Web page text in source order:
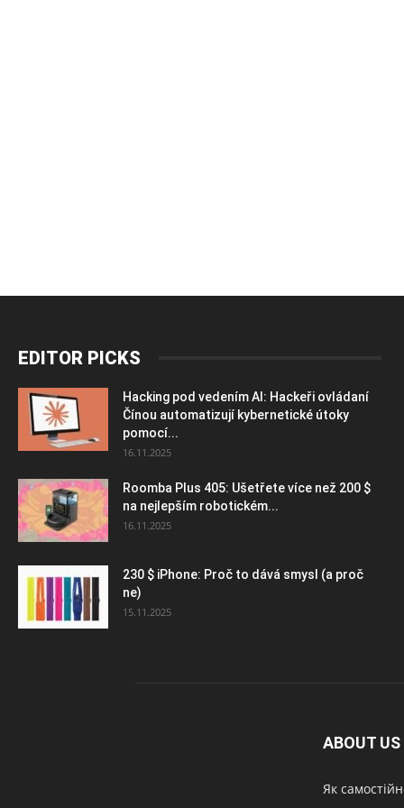
EDITOR PICKS
Hacking pod vedením AI: Hackeři ovládaní
Čínou automatizují kybernetické útoky
pomocí...
16.11.2025
Roomba Plus 405: Ušetřete více než 200 $
na nejlepším robotickém...
16.11.2025
230 $ iPhone: Proč to dává smysl (a proč
ne)
15.11.2025
ABOUT US
Як